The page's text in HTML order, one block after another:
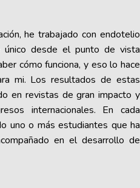
he trabajado con endotelio
desde el punto de vista
cómo funciona, y eso lo hace
mi. Los resultados de estas
en revistas de gran impacto y
internacionales. En cada
uno o más estudiantes que ha
en el desarrollo de